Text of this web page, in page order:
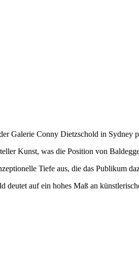
Galerie Conny Dietzschold in Sydney
Kunst, was die Position von
Tiefe aus, die das Publikum
auf ein hohes Maß an